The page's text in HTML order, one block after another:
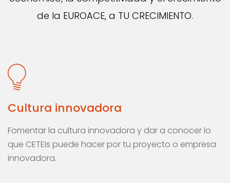
de la EUROACE, a TU CRECIMIENTO.
Cultura innovadora
Fomentar la cultura innovadora y dar a conocer lo
que CETEIs puede hacer por tu proyecto o empresa
innovadora.